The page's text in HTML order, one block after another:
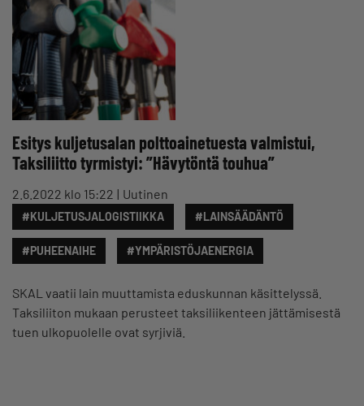
Esitys kuljetusalan polttoainetuesta valmistui,
Taksiliitto tyrmistyi: ”Hävytöntä touhua”
2.6.2022 klo 15:22 Uutinen
#KULJETUSJALOGISTIIKKA #LAINSÄÄDÄNTÖ
#PUHEENAIHE #YMPÄRISTÖJAENERGIA
SKAL vaatii lain muuttamista eduskunnan käsittelyssä.
Taksiliiton mukaan perusteet taksiliikenteen jättämisestä
tuen ulkopuolelle ovat syrjiviä.